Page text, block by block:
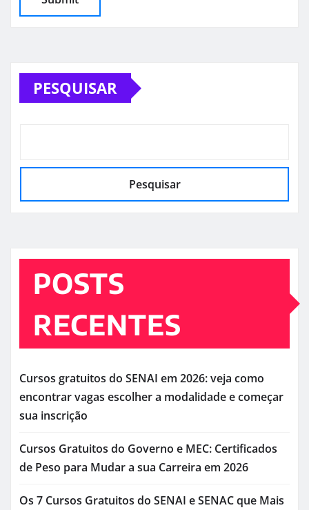
PESQUISAR
Pesquisar
POSTS
RECENTES
Cursos gratuitos do SENAI em 2026: veja como
encontrar vagas escolher a modalidade e começar
sua inscrição
Cursos Gratuitos do Governo e MEC: Certificados
de Peso para Mudar a sua Carreira em 2026
Os 7 Cursos Gratuitos do SENAI e SENAC que Mais